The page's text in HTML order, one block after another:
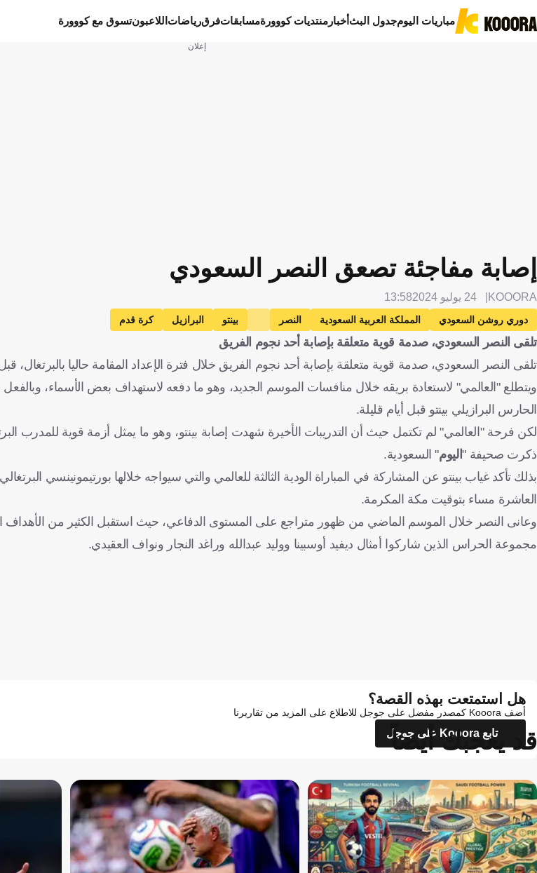
مباريات اليومجدول البثأخبار منتديات كووورةمسابقاتفرقرياضات اللاعبونتسوق مع كووورة
إعلان
إصابة مفاجئة تصعق النصر السعودي
KOOORA 24 يوليو 2024 13:58
دوري روشن السعودي المملكة العربية السعودية النصر بينتو البرازيل كرة قدم
تلقى النصر السعودي، صدمة قوية متعلقة بإصابة أحد نجوم الفريق
تلقى النصر السعودي، صدمة قوية متعلقة بإصابة أحد نجوم الفريق خلال فترة الإعداد المقامة حاليا بالبرتغال،
ويتطلع "العالمي" لاستعادة بريقه خلال منافسات الموسم الجديد، وهو ما دفعه لاستهداف بعض الأسماء،
الحارس البرازيلي بينتو قبل أيام قليلة.
لكن فرحة "العالمي" لم تكتمل حيث أن التدريبات الأخيرة شهدت إصابة بينتو، وهو ما يمثل أزمة قوية للمدرب
ذكرت صحيفة "اليوم" السعودية.
بذلك تأكد غياب بينتو عن المشاركة في المباراة الودية الثالثة للعالمي والتي سيواجه خلالها بورتيمونينسي
العاشرة مساء بتوقيت مكة المكرمة.
وعانى النصر خلال الموسم الماضي من ظهور متراجع على المستوى الدفاعي، حيث استقبل الكثير من الأهداف
مجموعة الحراس الذين شاركوا أمثال ديفيد أوسبينا ووليد عبدالله وراغد النجار ونواف العقيدي.
هل استمتعت بهذه القصة؟
أضف Kooora كمصدر مفضل على جوجل للاطلاع على المزيد من تقاريرنا
تابع Kooora على جوجل
قد يعجبك أيضاً